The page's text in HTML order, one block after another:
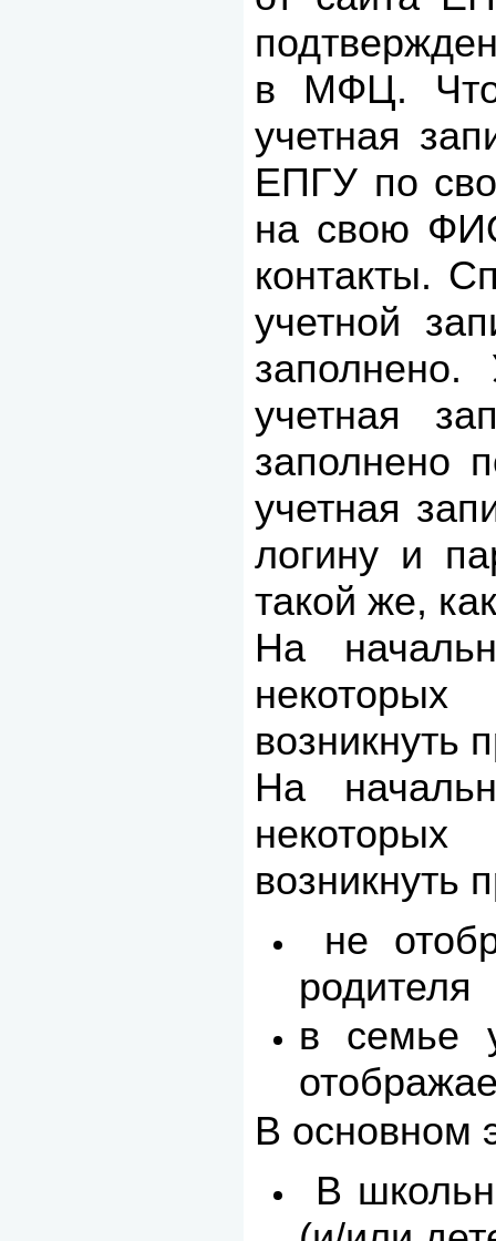
в МФЦ.
учетная
ЕПГУ по
на свою
контакты.
учетной
учетная
учетная
логину и
такой же,
На
возникнуть
На
возникнуть
не
родителя
в семье
В основном
В
(и/или